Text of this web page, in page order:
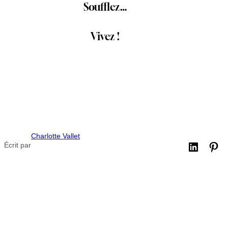
Soufflez…
Vivez !
Écrit par
Charlotte Vallet